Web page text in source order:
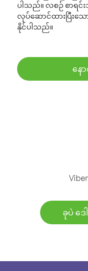
ပါသည်။ လစဉ် စာရ
လုပ်ဆောင်ထားပြီးသေ
နိုင်ပါသည်။
နေ
ခုပဲ ဒ